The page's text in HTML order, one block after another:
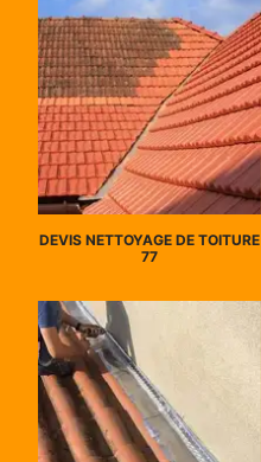
DEVIS NETTOYAGE DE TOITURE
77